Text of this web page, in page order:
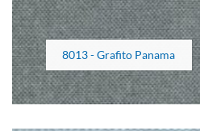
8013 - Grafito Panama